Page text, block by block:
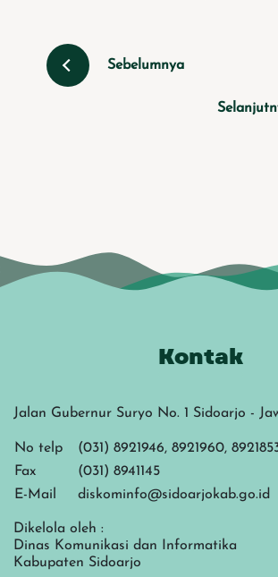
Sebelumnya
Kontak
Jalan Gubernur Suryo No. 1 Sidoarjo -
No telp
(031) 8921946, 8921960,
Fax
(031) 8941145
E-Mail
diskominfo@sidoarjokab.go.id
Dikelola oleh :
Dinas Komunikasi dan Informatika
Kabupaten Sidoarjo